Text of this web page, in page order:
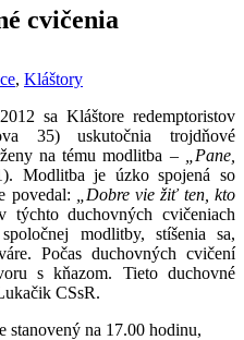
cvičenia
, Kláštory
sa Kláštore redemptoristov
35) uskutočnia trojdňové
na tému modlitba –
„Pane,
Modlitba je úzko spojená so
povedal:
„Dobre vie žiť ten, kto
týchto duchovných cvičeniach
modlitby, stíšenia sa,
Počas duchovných cvičení
s kňazom. Tieto duchovné
CSsR.
stanovený na 17.00 hodinu,